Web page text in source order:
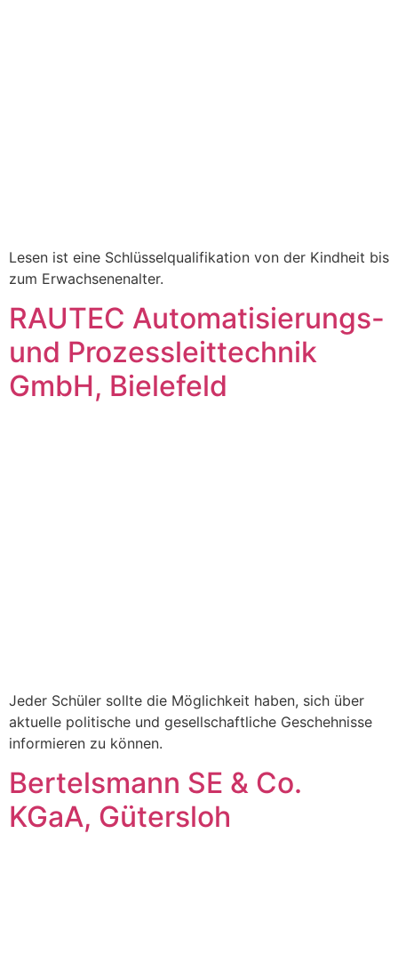
Lesen ist eine Schlüsselqualifikation von der Kindheit bis
zum Erwachsenenalter.
RAUTEC Automatisierungs-
und Prozessleittechnik
GmbH, Bielefeld
Jeder Schüler sollte die Möglichkeit haben, sich über
aktuelle politische und gesellschaftliche Geschehnisse
informieren zu können.
Bertelsmann SE & Co.
KGaA, Gütersloh